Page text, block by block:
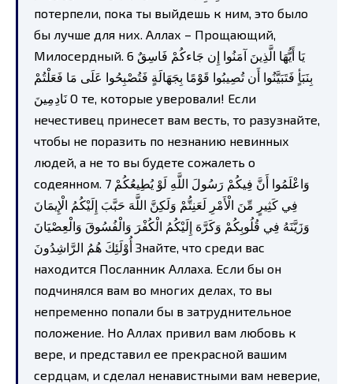
потерпели, пока ты выйдешь к ним, это было
бы лучше для них. Аллах – Прощающий,
Милосердный. 6 يَا أَيُّهَا الَّذِينَ آمَنُوا إِن جَاءكُمْ فَاسِقٌ
بِنَبَأٍ فَتَبَيَّنُوا أَن تُصِيبُوا قَوْمًا بِجَهَالَةٍ فَتُصْبِحُوا عَلَى مَا فَعَلْتُمْ
نَادِمِينَ О те, которые уверовали! Если
нечестивец принесет вам весть, то разузнайте,
чтобы не поразить по незнанию невинных
людей, а не то вы будете сожалеть о
содеянном. 7 وَاعْلَمُوا أَنَّ فِيكُمْ رَسُولَ اللَّهِ لَوْ يُطِيعُكُمْ
فِي كَثِيرٍ مِّنَ الْأَمْرِ لَعَنِتُّمْ وَلَكِنَّ اللَّهَ حَبَّبَ إِلَيْكُمُ الْإِيمَانَ
وَزَيَّنَهُ فِي قُلُوبِكُمْ وَكَرَّهَ إِلَيْكُمُ الْكُفْرَ وَالْفُسُوقَ وَالْعِصْيَانَ
أُوْلَئِكَ هُمُ الرَّاشِدُونَ Знайте, что среди вас
находится Посланник Аллаха. Если бы он
подчинялся вам во многих делах, то вы
непременно попали бы в затруднительное
положение. Но Аллах привил вам любовь к
вере, и представил ее прекрасной вашим
сердцам, и сделал ненавистными вам неверие,